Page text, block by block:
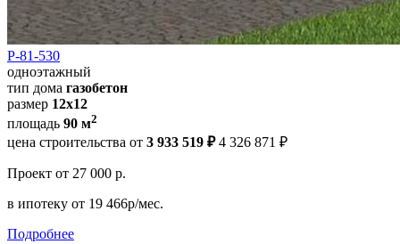
Р-81-530
одноэтажный
тип дома газобетон
размер 12х12
площадь 90 м2
цена строительства от 3 933 519 ₽ 4 326 871 ₽
Проект от 27 000 р.
в ипотеку от 19 466р/мес.
Подробнее